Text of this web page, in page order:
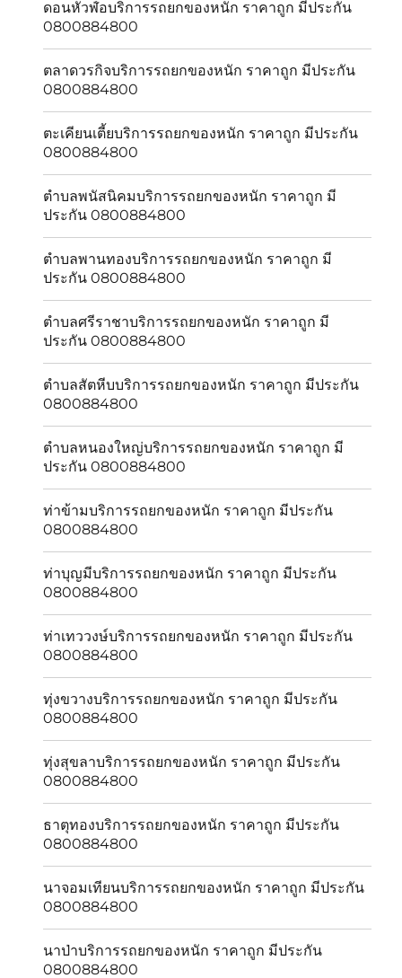
ดอนหัวฬ่อบริการรถยกของหนัก ราคาถูก มีประกัน
0800884800
ตลาดวรกิจบริการรถยกของหนัก ราคาถูก มีประกัน
0800884800
ตะเคียนเตี้ยบริการรถยกของหนัก ราคาถูก มีประกัน
0800884800
ตำบลพนัสนิคมบริการรถยกของหนัก ราคาถูก มี
ประกัน 0800884800
ตำบลพานทองบริการรถยกของหนัก ราคาถูก มี
ประกัน 0800884800
ตำบลศรีราชาบริการรถยกของหนัก ราคาถูก มี
ประกัน 0800884800
ตำบลสัตหีบบริการรถยกของหนัก ราคาถูก มีประกัน
0800884800
ตำบลหนองใหญ่บริการรถยกของหนัก ราคาถูก มี
ประกัน 0800884800
ท่าข้ามบริการรถยกของหนัก ราคาถูก มีประกัน
0800884800
ท่าบุญมีบริการรถยกของหนัก ราคาถูก มีประกัน
0800884800
ท่าเทววงษ์บริการรถยกของหนัก ราคาถูก มีประกัน
0800884800
ทุ่งขวางบริการรถยกของหนัก ราคาถูก มีประกัน
0800884800
ทุ่งสุขลาบริการรถยกของหนัก ราคาถูก มีประกัน
0800884800
ธาตุทองบริการรถยกของหนัก ราคาถูก มีประกัน
0800884800
นาจอมเทียนบริการรถยกของหนัก ราคาถูก มีประกัน
0800884800
นาป่าบริการรถยกของหนัก ราคาถูก มีประกัน
0800884800